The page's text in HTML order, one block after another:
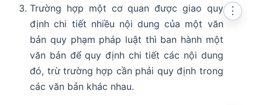
Trường hợp một cơ quan được giao quy
định chi tiết nhiều nội dung của một văn
bản quy phạm pháp luật thì ban hành một
văn bản để quy định chi tiết các nội dung
đó, trừ trường hợp cần phải quy định trong
các văn bản khác nhau.
⋮